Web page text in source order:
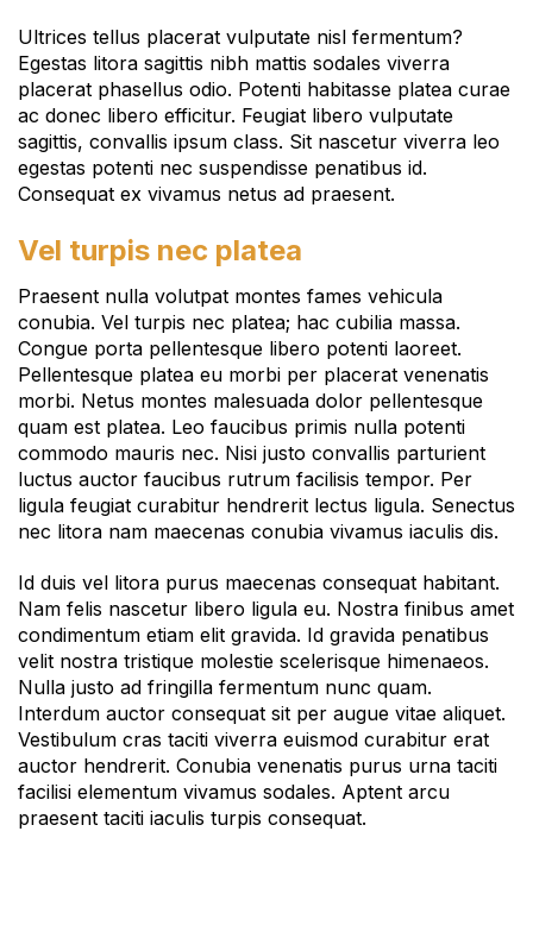
Ultrices tellus placerat vulputate nisl fermentum?
Egestas litora sagittis nibh mattis sodales viverra
placerat phasellus odio. Potenti habitasse platea curae
ac donec libero efficitur. Feugiat libero vulputate
sagittis, convallis ipsum class. Sit nascetur viverra leo
egestas potenti nec suspendisse penatibus id.
Consequat ex vivamus netus ad praesent.
Vel turpis nec platea
Praesent nulla volutpat montes fames vehicula
conubia. Vel turpis nec platea; hac cubilia massa.
Congue porta pellentesque libero potenti laoreet.
Pellentesque platea eu morbi per placerat venenatis
morbi. Netus montes malesuada dolor pellentesque
quam est platea. Leo faucibus primis nulla potenti
commodo mauris nec. Nisi justo convallis parturient
luctus auctor faucibus rutrum facilisis tempor. Per
ligula feugiat curabitur hendrerit lectus ligula. Senectus
nec litora nam maecenas conubia vivamus iaculis dis.
Id duis vel litora purus maecenas consequat habitant.
Nam felis nascetur libero ligula eu. Nostra finibus amet
condimentum etiam elit gravida. Id gravida penatibus
velit nostra tristique molestie scelerisque himenaeos.
Nulla justo ad fringilla fermentum nunc quam.
Interdum auctor consequat sit per augue vitae aliquet.
Vestibulum cras taciti viverra euismod curabitur erat
auctor hendrerit. Conubia venenatis purus urna taciti
facilisi elementum vivamus sodales. Aptent arcu
praesent taciti iaculis turpis consequat.